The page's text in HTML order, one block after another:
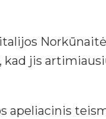
kad jis